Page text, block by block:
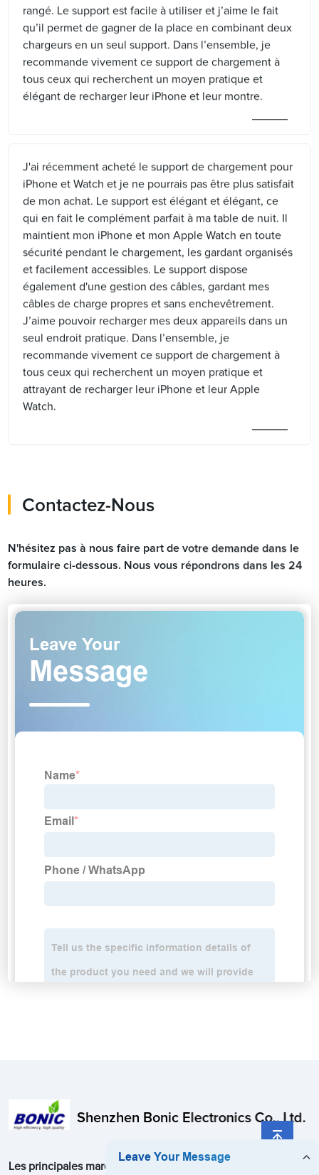
rangé. Le support est facile à utiliser et j’aime le fait
qu’il permet de gagner de la place en combinant deux
chargeurs en un seul support. Dans l’ensemble, je
recommande vivement ce support de chargement à
tous ceux qui recherchent un moyen pratique et
élégant de recharger leur iPhone et leur montre.
J'ai récemment acheté le support de chargement pour
iPhone et Watch et je ne pourrais pas être plus satisfait
de mon achat. Le support est élégant et élégant, ce
qui en fait le complément parfait à ma table de nuit. Il
maintient mon iPhone et mon Apple Watch en toute
sécurité pendant le chargement, les gardant organisés
et facilement accessibles. Le support dispose
également d'une gestion des câbles, gardant mes
câbles de charge propres et sans enchevêtrement.
J’aime pouvoir recharger mes deux appareils dans un
seul endroit pratique. Dans l’ensemble, je
recommande vivement ce support de chargement à
tous ceux qui recherchent un moyen pratique et
attrayant de recharger leur iPhone et leur Apple
Watch.
Contactez-Nous
N'hésitez pas à nous faire part de votre demande dans le
formulaire ci-dessous. Nous vous répondrons dans les 24
heures.
Shenzhen Bonic Electronics Co., Ltd.
Les principales marques d'accessoires de téléphonie mobile